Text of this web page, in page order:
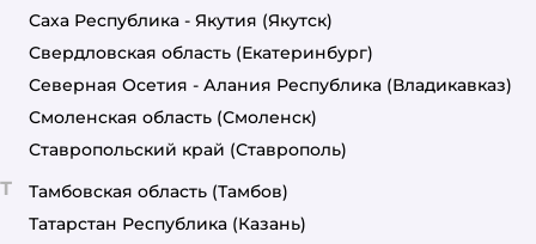
Саха Республика - Якутия (Якутск)
Свердловская область (Екатеринбург)
Северная Осетия - Алания Республика (Владикавказ)
Смоленская область (Смоленск)
Ставропольский край (Ставрополь)
Т Тамбовская область (Тамбов)
Татарстан Республика (Казань)